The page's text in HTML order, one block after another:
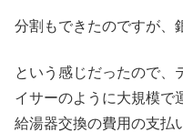
分割もできたのですが、
という感じだったので、
イサーのように大規模で
給湯器交換の費用の支払